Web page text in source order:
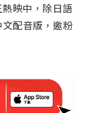
映中，除日語
配音版，邀粉